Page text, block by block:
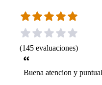
(145 evaluaciones)
Buena atencion y